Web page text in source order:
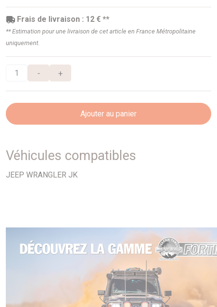
Frais de livraison : 12 € **
** Estimation pour une livraison de cet article en France Métropolitaine
uniquement.
- +
Ajouter au panier
Véhicules compatibles
JEEP WRANGLER JK